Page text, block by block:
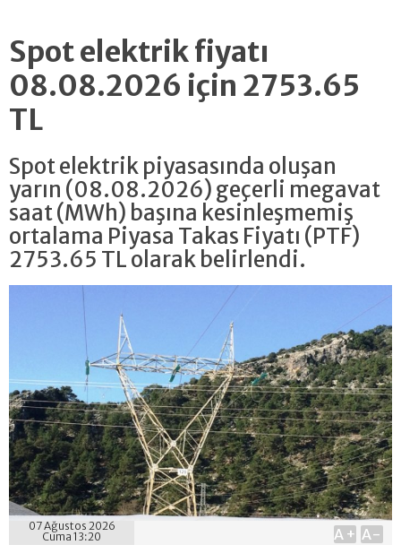
Spot elektrik fiyatı
08.08.2026 için 2753.65
TL
Spot elektrik piyasasında oluşan
yarın (08.08.2026) geçerli megavat
saat (MWh) başına kesinleşmemiş
ortalama Piyasa Takas Fiyatı (PTF)
2753.65 TL olarak belirlendi.
07 Ağustos 2026
Cuma 13:20
A+ A-